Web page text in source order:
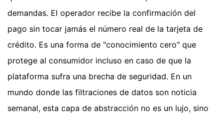
demandas. El operador recibe la confirmación del
pago sin tocar jamás el número real de la tarjeta de
crédito. Es una forma de "conocimiento cero" que
protege al consumidor incluso en caso de que la
plataforma sufra una brecha de seguridad. En un
mundo donde las filtraciones de datos son noticia
semanal, esta capa de abstracción no es un lujo, sino